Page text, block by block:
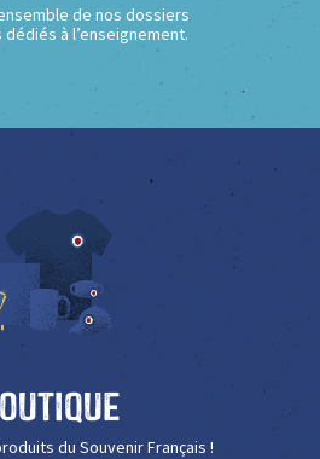
de nos dossiers
à l’enseignement.
du Souvenir Français !